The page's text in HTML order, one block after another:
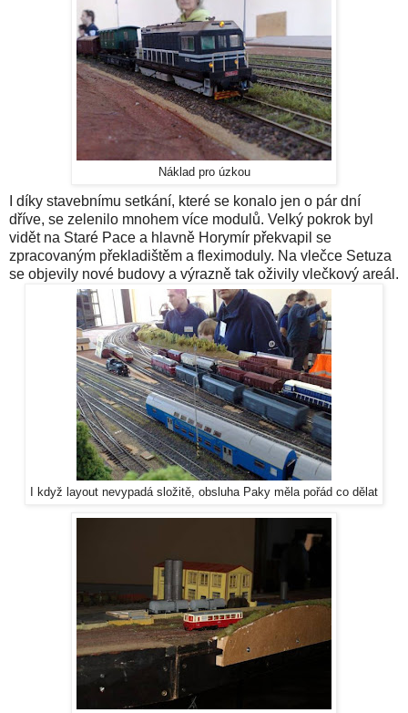
Náklad pro úzkou
I díky stavebnímu setkání, které se konalo jen o pár dní
dříve, se zelenilo mnohem více modulů. Velký pokrok byl
vidět na Staré Pace a hlavně Horymír překvapil se
zpracovaným překladištěm a fleximoduly. Na vlečce Setuza
se objevily nové budovy a výrazně tak oživily vlečkový areál.
I když layout nevypadá složitě, obsluha Paky měla pořád co dělat